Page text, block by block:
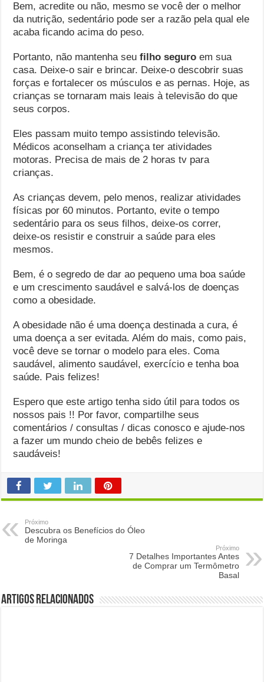
Bem, acredite ou não, mesmo se você der o melhor
da nutrição, sedentário pode ser a razão pela qual ele
acaba ficando acima do peso.
Portanto, não mantenha seufilho seguro em sua
casa. Deixe-o sair e brincar. Deixe-o descobrir suas
forças e fortalecer os músculos e as pernas. Hoje, as
crianças se tornaram mais leais à televisão do que
seus corpos.
Eles passam muito tempo assistindo televisão.
Médicos aconselham a criança ter atividades
motoras. Precisa de mais de 2 horas tv para
crianças.
As crianças devem, pelo menos, realizar atividades
físicas por 60 minutos. Portanto, evite o tempo
sedentário para os seus filhos, deixe-os correr,
deixe-os resistir e construir a saúde para eles
mesmos.
Bem, é o segredo de dar ao pequeno uma boa saúde
e um crescimento saudável e salvá-los de doenças
como a obesidade.
A obesidade não é uma doença destinada a cura, é
uma doença a ser evitada. Além do mais, como pais,
você deve se tornar o modelo para eles. Coma
saudável, alimento saudável, exercício e tenha boa
saúde. Pais felizes!
Espero que este artigo tenha sido útil para todos os
nossos pais !! Por favor, compartilhe seus
comentários / consultas / dicas conosco e ajude-nos
a fazer um mundo cheio de bebês felizes e
saudáveis!
Próximo
Descubra os Benefícios do Óleo
de Moringa
Próximo
7 Detalhes Importantes Antes
de Comprar um Termômetro
Basal
Artigos Relacionados